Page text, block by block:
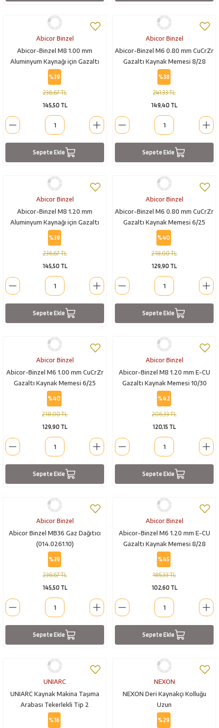
Abicor Binzel
Abicor-Binzel M8 1.00 mm
Aluminyum Kaynağı için Gazaltı
Kaynak Memesi 10/30
%39
236,67 TL
145,50 TL
Sepete Ekle
Abicor Binzel
Abicor-Binzel M6 0.80 mm CuCrZr
Gazaltı Kaynak Memesi 8/28
%38
241,33 TL
149,40 TL
Sepete Ekle
Abicor Binzel
Abicor-Binzel M8 1.20 mm
Aluminyum Kaynağı için Gazaltı
Kaynak Memesi 10/30
%39
236,67 TL
145,50 TL
Sepete Ekle
Abicor Binzel
Abicor-Binzel M6 0.80 mm CuCrZr
Gazaltı Kaynak Memesi 6/25
%40
218,00 TL
129,90 TL
Sepete Ekle
Abicor Binzel
Abicor-Binzel M6 1.00 mm CuCrZr
Gazaltı Kaynak Memesi 6/25
%40
218,00 TL
129,90 TL
Sepete Ekle
Abicor Binzel
Abicor-Binzel M8 1.20 mm E-CU
Gazaltı Kaynak Memesi 10/30
%42
206,33 TL
120,15 TL
Sepete Ekle
Abicor Binzel
Abicor Binzel MB36 Gaz Dağıtıcı
(014.0261.10)
%39
236,67 TL
145,50 TL
Sepete Ekle
Abicor Binzel
Abicor-Binzel M6 1.20 mm E-CU
Gazaltı Kaynak Memesi 8/28
%45
185,33 TL
102,60 TL
Sepete Ekle
UNIARC
UNIARC Kaynak Makina Taşıma
Arabası Tekerlekli Tip 2
%16
NEXON
NEXON Deri Kaynakçı Kolluğu
Uzun
%29